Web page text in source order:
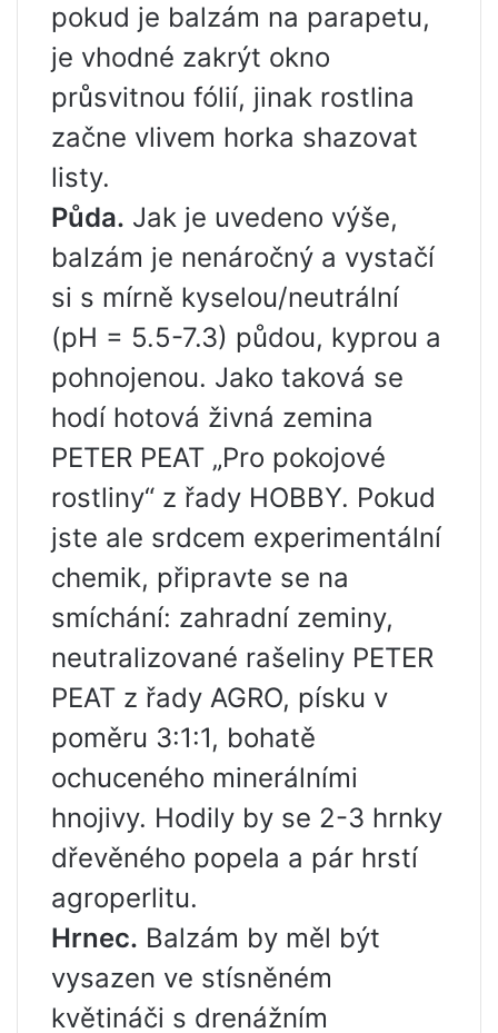
pokud je balzám na parapetu,
je vhodné zakrýt okno
průsvitnou fólií, jinak rostlina
začne vlivem horka shazovat
listy.
Půda. Jak je uvedeno výše,
balzám je nenáročný a vystačí
si s mírně kyselou/neutrální
(pH = 5.5-7.3) půdou, kyprou a
pohnojenou. Jako taková se
hodí hotová živná zemina
PETER PEAT „Pro pokojové
rostliny“ z řady HOBBY. Pokud
jste ale srdcem experimentální
chemik, připravte se na
smíchání: zahradní zeminy,
neutralizované rašeliny PETER
PEAT z řady AGRO, písku v
poměru 3:1:1, bohatě
ochuceného minerálními
hnojivy. Hodily by se 2-3 hrnky
dřevěného popela a pár hrstí
agroperlitu.
Hrnec. Balzám by měl být
vysazen ve stísněném
květináči s drenážním